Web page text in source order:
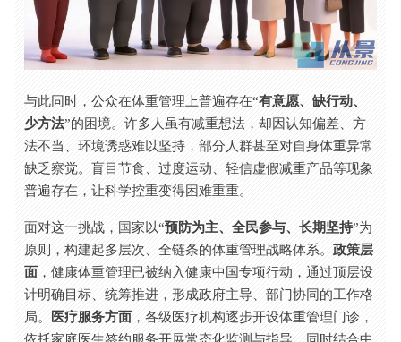
与此同时，公众在体重管理上普遍存在“有意愿、缺行动、
少方法”的困境。许多人虽有减重想法，却因认知偏差、方
法不当、环境诱惑难以坚持，部分人群甚至对自身体重异常
缺乏察觉。盲目节食、过度运动、轻信虚假减重产品等现象
普遍存在，让科学控重变得困难重重。
面对这一挑战，国家以“预防为主、全民参与、长期坚持”为
原则，构建起多层次、全链条的体重管理战略体系。政策层
面 ，健康体重管理已被纳入健康中国专项行动，通过顶层设
计明确目标、统筹推进，形成政府主导、部门协同的工作格
局。
医疗服务方面 ，各级医疗机构逐步开设体重管理门诊，